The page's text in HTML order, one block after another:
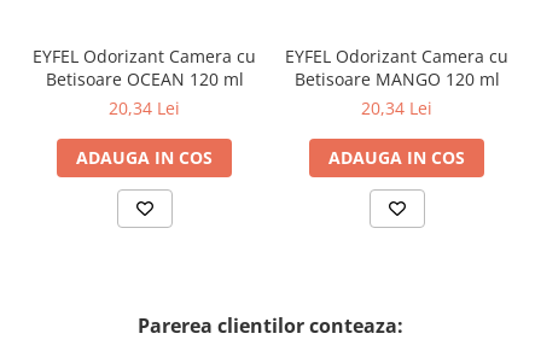
EYFEL Odorizant Camera cu
Betisoare OCEAN 120 ml
20,34 Lei
ADAUGA IN COS
EYFEL Odorizant Camera cu
Betisoare MANGO 120 ml
20,34 Lei
ADAUGA IN COS
Parerea clientilor conteaza: